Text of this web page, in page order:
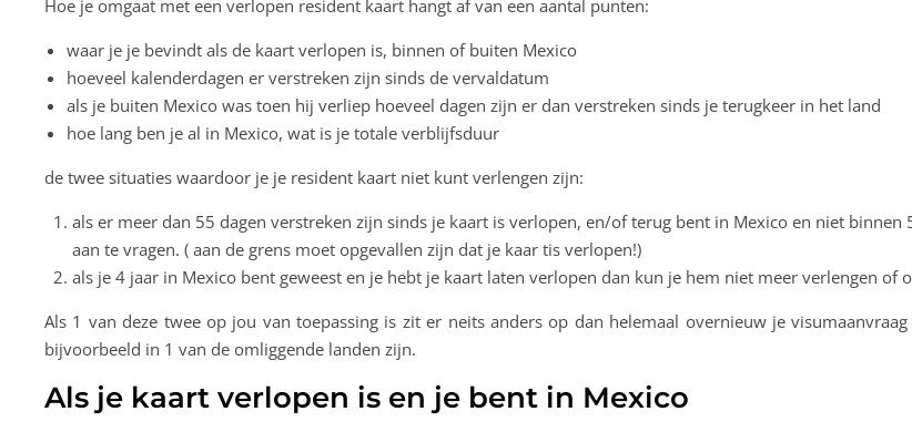
Hoe je omgaat met een verlopen resident kaart hangt af van een aantal punten:
waar je je bevindt als de kaart verlopen is, binnen of buiten Mexico
hoeveel kalenderdagen er verstreken zijn sinds de vervaldatum
als je buiten Mexico was toen hij verliep hoeveel dagen zijn er dan verstreken sinds je terugkeer in het land
hoe lang ben je al in Mexico, wat is je totale verblijfsduur
de twee situaties waardoor je je resident kaart niet kunt verlengen zijn:
als er meer dan 55 dagen verstreken zijn sinds je kaart is verlopen, en/of terug bent in Mexico en niet
aan te vragen. ( aan de grens moet opgevallen zijn dat je kaar tis verlopen!)
als je 4 jaar in Mexico bent geweest en je hebt je kaart laten verlopen dan kun je hem niet meer verlengen of
Als 1 van deze twee op jou van toepassing is zit er neits anders op dan helemaal overnieuw je
bijvoorbeeld in 1 van de omliggende landen zijn.
Als je kaart verlopen is en je bent in Mexico